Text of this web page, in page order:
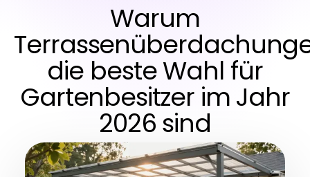
Warum
die beste Wahl für
Gartenbesitzer im Jahr
2026 sind